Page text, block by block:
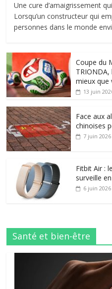
Une cure d’amaigrissement
Lorsqu’un constructeur qui
personnes dans le monde
Coupe du
mieux que
13 juin
Face aux
chinoises
7 juin 2026
Fitbit Air :
surveille
6 juin 2026
Santé et bien-être